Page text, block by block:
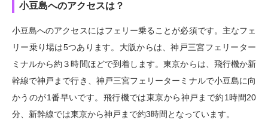
小豆島へのアクセスは？
小豆島へのアクセスにはフェリー乗ることが必須です。主なフェ
リー乗り場は5つあります。大阪からは、神戸三宮フェリーター
ミナルから約３時間ほどで到着します。東京からは、飛行機か新
幹線で神戸まで行き、神戸三宮フェリーターミナルで小豆島に向
かうのが1番早いです。飛行機では東京から神戸まで約1時間20
分、新幹線では東京から神戸まで約3時間となっています。